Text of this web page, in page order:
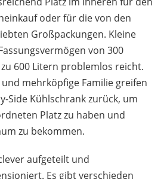
oder für die von den
Großpackungen. Kleine
von 300
600 Litern problemlos reicht.
mehrköpfige Familie greifen
Side Kühlschrank zurück, um
Platz zu haben und
zu bekommen.
aufgeteilt und
Es gibt verschieden